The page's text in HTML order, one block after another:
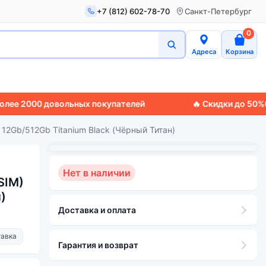
+7 (812) 602-78-70 Санкт-Петербург
Адреса Корзина
0
довольных покупателей 🔥 Скидки до 50%🚚
512Gb Titanium Black (Чёрный Титан)
Нет в наличии
Доставка и оплата
Гарантия и возврат